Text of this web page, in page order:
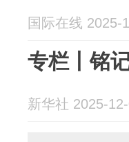
国际在线 2025-
专栏丨铭
新华社 2025-